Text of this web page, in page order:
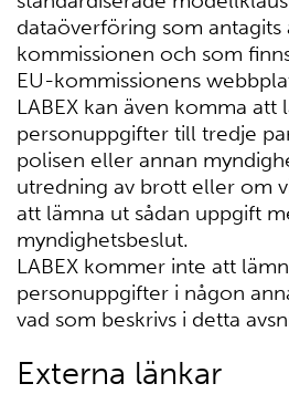
dataöverföring som antagits
kommissionen och som
EU-kommissionens
LABEX kan även komma att
personuppgifter till tredje
polisen eller annan
utredning av brott eller om
att lämna ut sådan uppgift
myndighetsbeslut.
LABEX kommer inte att
personuppgifter i någon
vad som beskrivs i detta
Externa länkar